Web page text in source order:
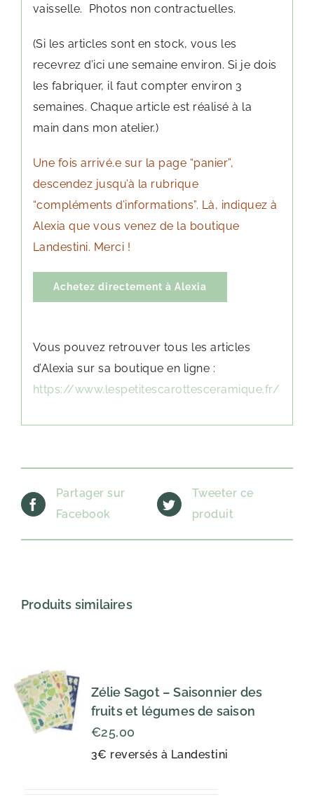
vaisselle. Photos non contractuelles.
(Si les articles sont en stock, vous les
recevrez d’ici une semaine environ. Si je dois
les fabriquer, il faut compter environ 3
semaines. Chaque article est réalisé à la
main dans mon atelier.)
Une fois arrivé.e sur la page “panier”,
descendez jusqu’à la rubrique
“compléments d’informations”. Là, indiquez à
Alexia que vous venez de la boutique
Landestini. Merci !
Achetez directement à Alexia
Vous pouvez retrouver tous les articles
d’Alexia sur sa boutique en ligne :
https://www.lespetitescarottesceramique.fr/
Partager sur
Facebook
Tweeter ce
produit
Produits similaires
Zélie Sagot – Saisonnier des
fruits et légumes de saison
3€ reversés à Landestini
€25,00